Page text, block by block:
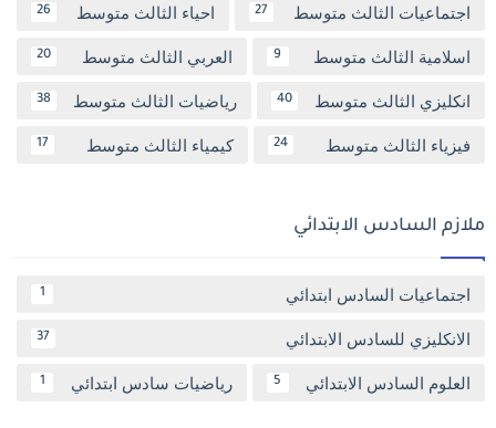
اجتماعيات الثالث متوسط 27 احياء الثالث متوسط 26
اسلامية الثالث متوسط 9 العربي الثالث متوسط 20
انكليزي الثالث متوسط 40 رياضيات الثالث متوسط 38
فيزياء الثالث متوسط 24 كيمياء الثالث متوسط 17
ملازم السادس الابتدائي
اجتماعيات السادس ابتدائي 1
الانكليزي للسادس الابتدائي 37
العلوم السادس الابتدائي 5 رياضيات سادس ابتدائي 1